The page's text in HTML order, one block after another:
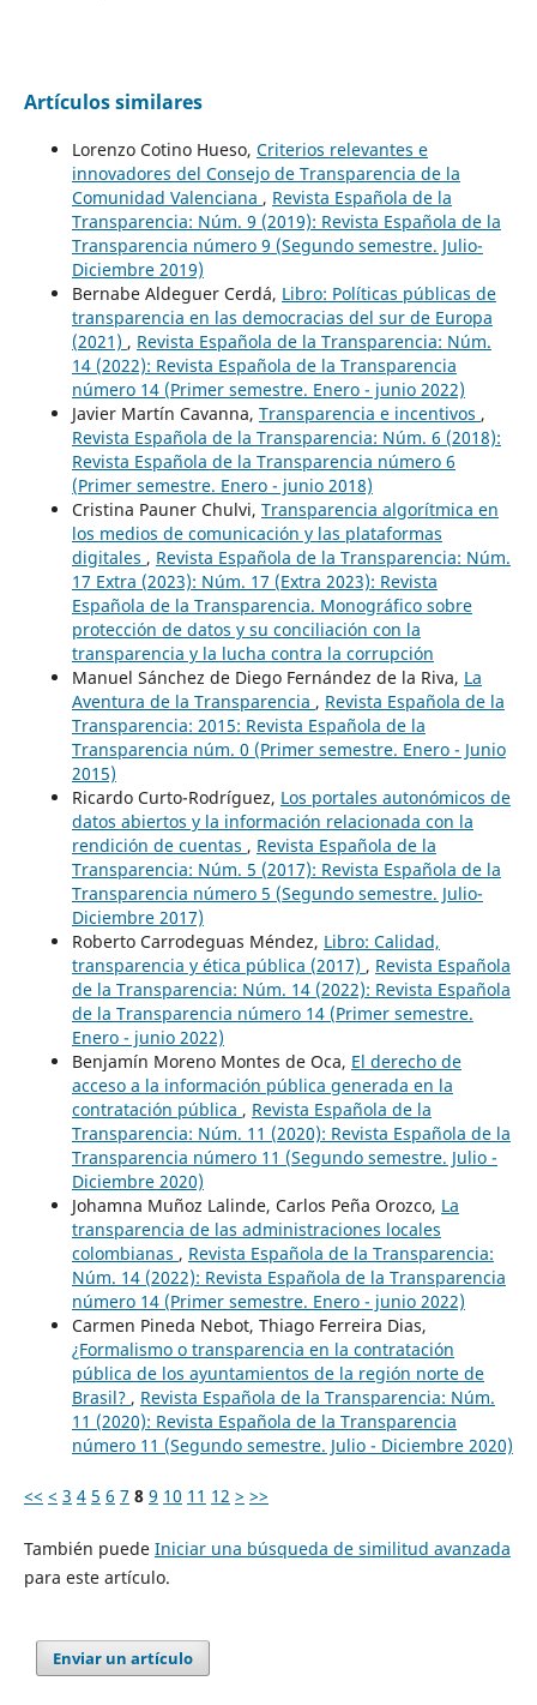
Artículos similares
Lorenzo Cotino Hueso, Criterios relevantes e
innovadores del Consejo de Transparencia de la
Comunidad Valenciana , Revista Española de la
Transparencia: Núm. 9 (2019): Revista Española de la
Transparencia número 9 (Segundo semestre. Julio-
Diciembre 2019)
Bernabe Aldeguer Cerdá, Libro: Políticas públicas de
transparencia en las democracias del sur de Europa
(2021) , Revista Española de la Transparencia: Núm.
14 (2022): Revista Española de la Transparencia
número 14 (Primer semestre. Enero - junio 2022)
Javier Martín Cavanna, Transparencia e incentivos ,
Revista Española de la Transparencia: Núm. 6 (2018):
Revista Española de la Transparencia número 6
(Primer semestre. Enero - junio 2018)
Cristina Pauner Chulvi, Transparencia algorítmica en
los medios de comunicación y las plataformas
digitales , Revista Española de la Transparencia: Núm.
17 Extra (2023): Núm. 17 (Extra 2023): Revista
Española de la Transparencia. Monográfico sobre
protección de datos y su conciliación con la
transparencia y la lucha contra la corrupción
Manuel Sánchez de Diego Fernández de la Riva, La
Aventura de la Transparencia , Revista Española de la
Transparencia: 2015: Revista Española de la
Transparencia núm. 0 (Primer semestre. Enero - Junio
2015)
Ricardo Curto-Rodríguez, Los portales autonómicos de
datos abiertos y la información relacionada con la
rendición de cuentas , Revista Española de la
Transparencia: Núm. 5 (2017): Revista Española de la
Transparencia número 5 (Segundo semestre. Julio-
Diciembre 2017)
Roberto Carrodeguas Méndez, Libro: Calidad,
transparencia y ética pública (2017) , Revista Española
de la Transparencia: Núm. 14 (2022): Revista Española
de la Transparencia número 14 (Primer semestre.
Enero - junio 2022)
Benjamín Moreno Montes de Oca, El derecho de
acceso a la información pública generada en la
contratación pública , Revista Española de la
Transparencia: Núm. 11 (2020): Revista Española de la
Transparencia número 11 (Segundo semestre. Julio -
Diciembre 2020)
Johamna Muñoz Lalinde, Carlos Peña Orozco, La
transparencia de las administraciones locales
colombianas , Revista Española de la Transparencia:
Núm. 14 (2022): Revista Española de la Transparencia
número 14 (Primer semestre. Enero - junio 2022)
Carmen Pineda Nebot, Thiago Ferreira Dias,
¿Formalismo o transparencia en la contratación
pública de los ayuntamientos de la región norte de
Brasil? , Revista Española de la Transparencia: Núm.
11 (2020): Revista Española de la Transparencia
número 11 (Segundo semestre. Julio - Diciembre 2020)
<< < 3 4 5 6 7 8 9 10 11 12 > >>
También puede Iniciar una búsqueda de similitud avanzada
para este artículo.
Enviar un artículo